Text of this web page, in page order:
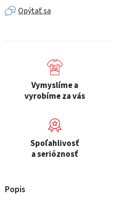
Opýtať sa
Vymyslíme a
vyrobíme za vás
Spoľahlivosť
a serióznosť
Popis